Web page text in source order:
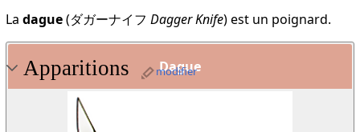
La dague(ダガーナイフ Dagger Knife) est un poignard.
Dague
Apparitions modifier